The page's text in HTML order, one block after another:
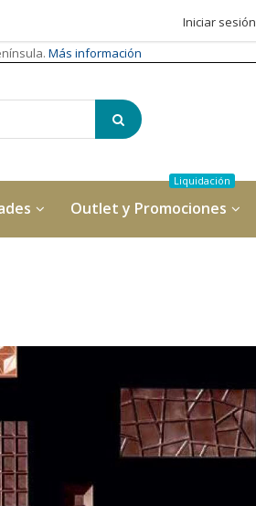
Iniciar sesión
Más información
Outlet y Promociones